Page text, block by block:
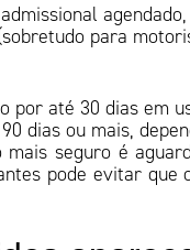
para
por até 30 dias em
dias ou mais,
seguro é
pode evitar que